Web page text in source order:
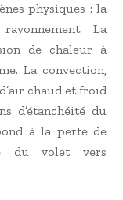
physiques : la
La
de chaleur à
La convection,
chaud et froid
d’étanchéité du
à la perte de
du volet vers